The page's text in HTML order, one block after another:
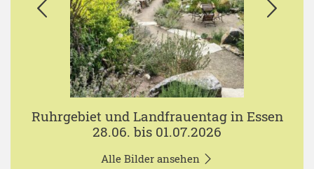
Ruhrgebiet und Landfrauentag in Essen
28.06. bis 01.07.2026
Alle Bilder ansehen